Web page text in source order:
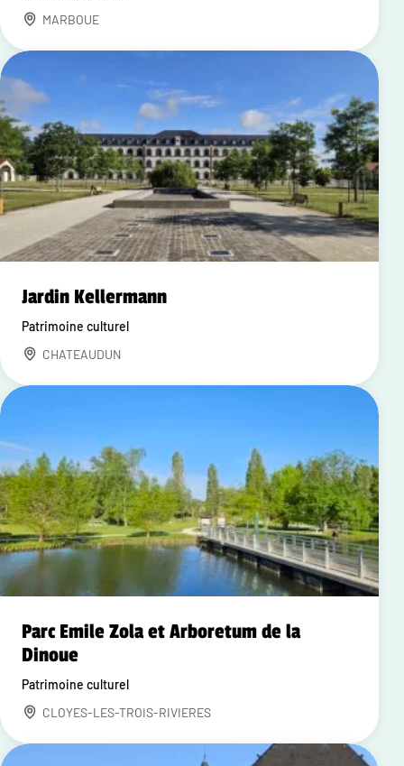
MARBOUE
Jardin Kellermann
Patrimoine culturel
CHATEAUDUN
Parc Emile Zola et Arboretum de la
Dinoue
Patrimoine culturel
CLOYES-LES-TROIS-RIVIERES